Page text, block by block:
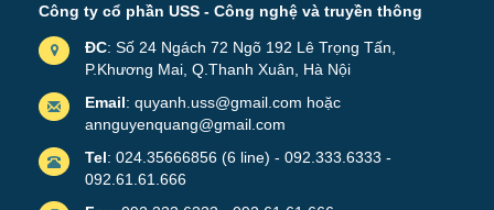
Công ty cổ phần USS - Công nghệ và truyền thông
ĐC: Số 24 Ngách 72 Ngõ 192 Lê Trọng Tấn,
P.Khương Mai, Q.Thanh Xuân, Hà Nội
Email: quyanh.uss@gmail.com hoặc
annguyenquang@gmail.com
Tel: 024.35666856 (6 line) - 092.333.6333 -
092.61.61.666